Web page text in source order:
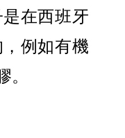
在西班牙
例如有機